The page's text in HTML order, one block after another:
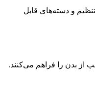
و دسته‌های قابل
از بدن را فراهم می‌کنند.